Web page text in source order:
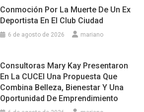
Conmoción Por La Muerte De Un Ex
Deportista En El Club Ciudad
6 de agosto de 2026 mariano
Consultoras Mary Kay Presentaron
En La CUCEI Una Propuesta Que
Combina Belleza, Bienestar Y Una
Oportunidad De Emprendimiento